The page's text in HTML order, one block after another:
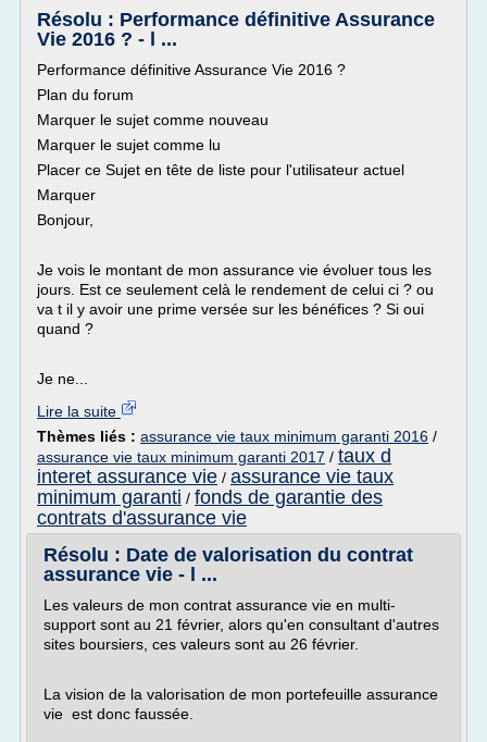
Résolu : Performance définitive Assurance
Vie 2016 ? - l ...
Performance définitive Assurance Vie 2016 ?
Plan du forum
Marquer le sujet comme nouveau
Marquer le sujet comme lu
Placer ce Sujet en tête de liste pour l'utilisateur actuel
Marquer
Bonjour,
Je vois le montant de mon assurance vie évoluer tous les
jours. Est ce seulement celà le rendement de celui ci ? ou
va t il y avoir une prime versée sur les bénéfices ? Si oui
quand ?
Je ne...
Lire la suite
Thèmes liés : assurance vie taux minimum garanti 2016 /
assurance vie taux minimum garanti 2017 / taux d
interet assurance vie / assurance vie taux
minimum garanti / fonds de garantie des
contrats d'assurance vie
Résolu : Date de valorisation du contrat
assurance vie - l ...
Les valeurs de mon contrat assurance vie en multi-
support sont au 21 février, alors qu'en consultant d'autres
sites boursiers, ces valeurs sont au 26 février.
La vision de la valorisation de mon portefeuille assurance
vie est donc faussée.